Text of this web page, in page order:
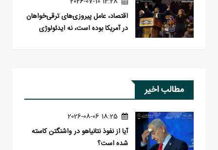
اقتصاد، عامل پیروزی‌های ترقی‌خواهان
در آمریکا بوده است، نه ایدئولوژی
مطالب اخیر
18:25 2026-08-06
آیا از نفوذ نتانیاهو در واشنگتن کاسته
شده است؟